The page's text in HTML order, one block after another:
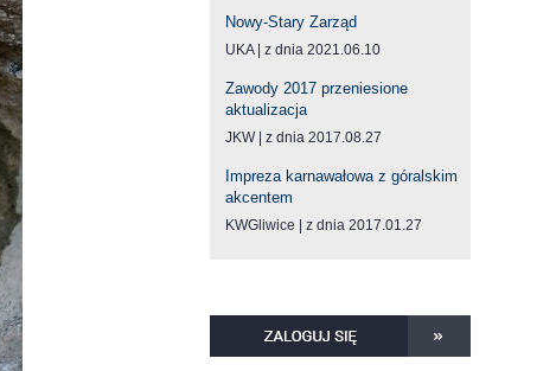
Nowy-Stary Zarząd
UKA z dnia 2021.06.10
Zawody 2017 przeniesione
aktualizacja
JKW z dnia 2017.08.27
Impreza karnawałowa z góralskim
akcentem
KWGliwice z dnia 2017.01.27